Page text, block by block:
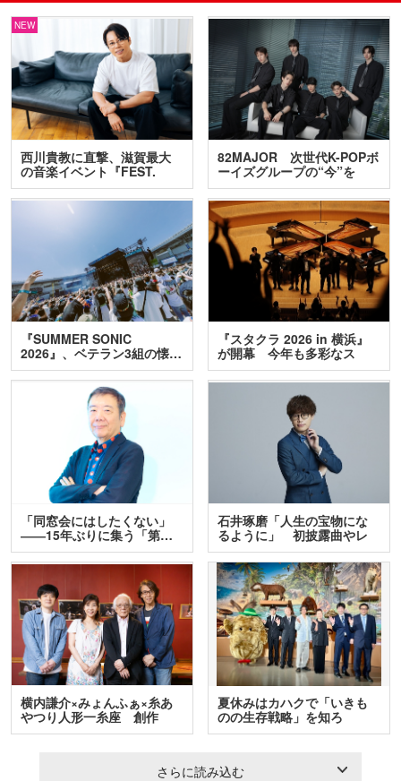
NEW
西川貴教に直撃、滋賀最大
の音楽イベント『FEST.
INA…
82MAJOR 次世代K-POPボ
ーイズグループの“今”を
訊…
『SUMMER SONIC
2026』、ベテラン3組の懐…
『スタクラ 2026 in 横浜』
が開幕 今年も多彩なス
テ…
「同窓会にはしたくない」
――15年ぶりに集う「第…
石井琢磨「人生の宝物にな
るように」 初披露曲やレ
ア…
横内謙介×みょんふぁ×糸あ
やつり人形一糸座 創作
人…
夏休みはカハクで「いきも
のの生存戦略」を知ろ
う！ …
さらに読み込む